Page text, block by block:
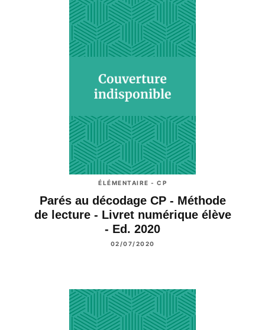
ÉLÉMENTAIRE - CP
Parés au décodage CP - Méthode
de lecture - Livret numérique élève
- Ed. 2020
02/07/2020